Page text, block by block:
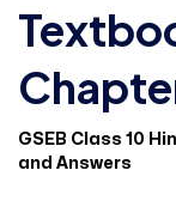
GSEB Class 10
and Answers